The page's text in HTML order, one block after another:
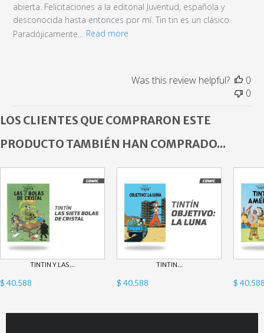
abierta. Felicitaciones a la editorial Juventud, española y
desconocida hasta entonces por mí. Tin tin es un clásico.
Paradójicamente...
Read more
Was this review helpful?
0
0
LOS CLIENTES QUE COMPRARON ESTE
PRODUCTO TAMBIÉN HAN COMPRADO...
TINTIN Y LAS...
$ 40.588
TINTIN...
$ 40.588 $